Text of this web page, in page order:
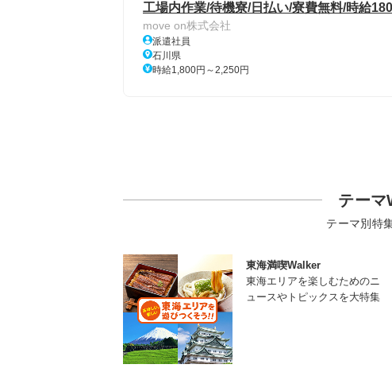
工場内作業/待機寮/日払い/寮費無料/時給
move on株式会社
派遣社員
石川県
時給1,800円～2,250円
テーマ
テーマ別特
東海満喫Walker
東海エリアを楽しむためのニ
ュースやトピックスを大特集